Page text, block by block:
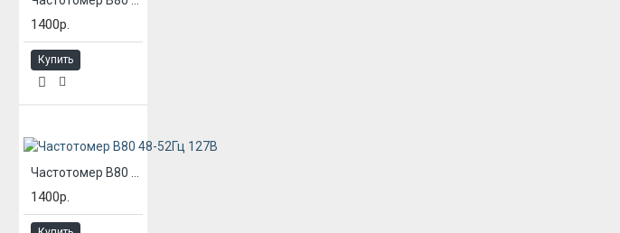
1400р.
Купить
1400р.